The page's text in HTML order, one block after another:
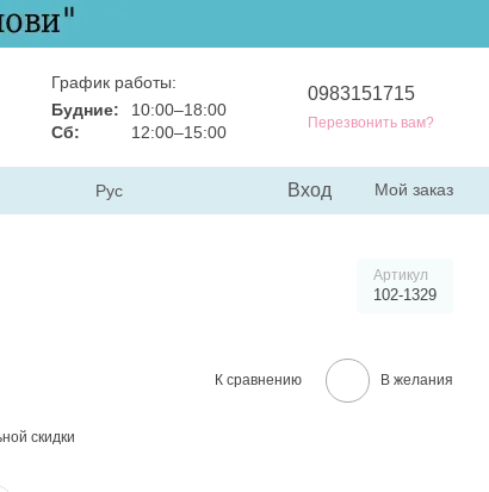
График работы:
Будние:
10:00–18:00
Сб:
12:00–15:00
0983151715
Перезвонить вам?
Рус Вход Мой заказ
Артикул
102-1329
К сравнению В желания
скидки